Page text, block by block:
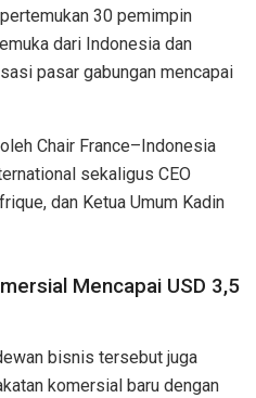
30 pemimpin
dari Indonesia dan
pasar gabungan mencapai
Chair France–Indonesia
sekaligus CEO
dan Ketua Umum Kadin
Mencapai USD 3,5
bisnis tersebut juga
komersial baru dengan